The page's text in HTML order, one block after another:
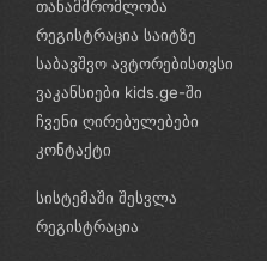
თანამშრომლობა
რეგისტრაცია საიტზე
საბავშვო ავტორებისთვსი
ვაკანსიები kids.ge-ში
ჩვენი ღირებულებები
კონტაქტი
სისტემაში შესვლა
რეგისტრაცია